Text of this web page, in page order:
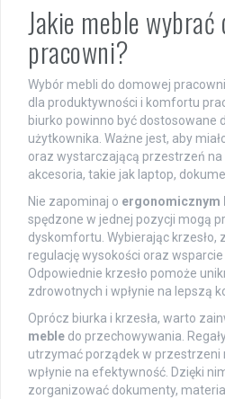
Jakie meble wybrać
pracowni?
Wybór mebli do domowej
dla produktywności i komfortu
biurko powinno być dostosowane
użytkownika. Ważne jest, aby
oraz wystarczającą przestrzeń
akcesoria, takie jak laptop,
Nie zapominaj o ergonomicznym
spędzone w jednej pozycji mogą
dyskomfortu. Wybierając krzesło,
regulację wysokości oraz
Odpowiednie krzesło pomoże
zdrowotnych i wpłynie na lepszą
Oprócz biurka i krzesła, warto
meble do przechowywania.
utrzymać porządek w przestrzeni
wpłynie na efektywność. Dzięki
zorganizować dokumenty,